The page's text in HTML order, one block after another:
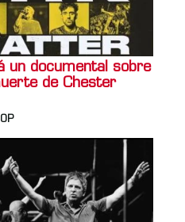
un documental sobre
de Chester